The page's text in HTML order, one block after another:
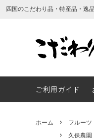
四国のこだわり品・特産品・逸
フルーツ・柑
久保農園
沖の島水産
こだわり品ね
成田果樹園に
ご利用ガイド
ホーム
フルーツ
久保農園